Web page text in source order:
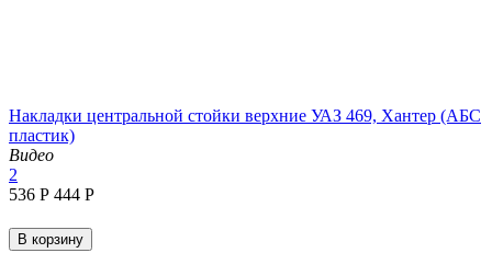
Накладки центральной стойки верхние УАЗ 469, Хантер (АБС
пластик)
Видео
2
‍536‍ Р ‍444‍ Р
В корзину